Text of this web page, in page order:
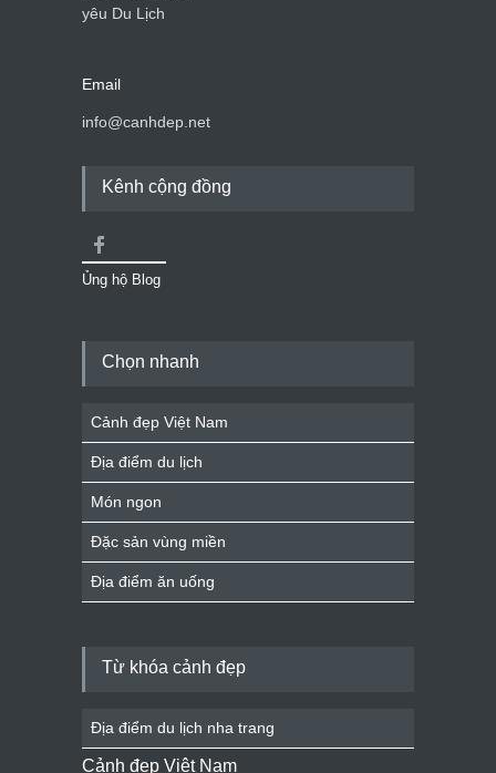
yêu Du Lịch
Email
info@canhdep.net
Kênh cộng đồng
Ủng hộ Blog
Chọn nhanh
Cảnh đẹp Việt Nam
Địa điểm du lịch
Món ngon
Đặc sản vùng miền
Địa điểm ăn uống
Từ khóa cảnh đẹp
Địa điểm du lịch nha trang
Cảnh đẹp Việt Nam